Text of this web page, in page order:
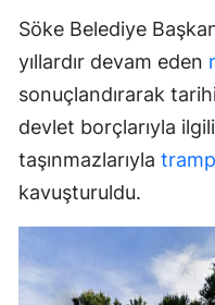
Söke Belediye
yıllardır devam eden
sonuçlandırarak
devlet borçlarıyla
taşınmazlarıyla
kavuşturuldu.